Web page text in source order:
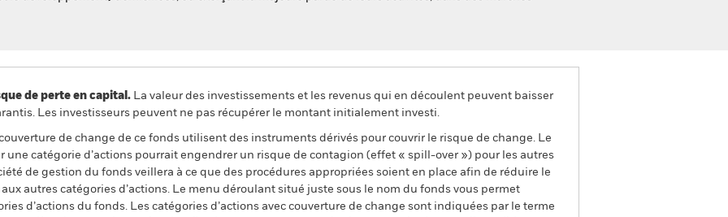
de perte en capital. La valeur des investissements et les revenus qui en découlent peuvent baisser
Les investisseurs peuvent ne pas récupérer le montant initialement investi.
couverture de change de ce fonds utilisent des instruments dérivés pour couvrir le risque de change. Le
une catégorie d’actions pourrait engendrer un risque de contagion (effet « spill-over ») pour les autres
de gestion du fonds veillera à ce que des procédures appropriées soient en place afin de réduire le
autres catégories d’actions. Le menu déroulant situé juste sous le nom du fonds vous permet
d’actions du fonds. Les catégories d’actions avec couverture de change sont indiquées par le terme